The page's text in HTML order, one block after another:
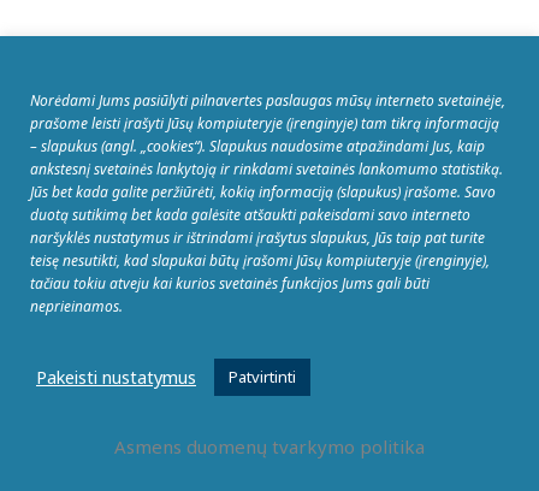
Ieškoti:
Norėdami Jums pasiūlyti pilnavertes paslaugas mūsų interneto svetainėje,
prašome leisti įrašyti Jūsų kompiuteryje (įrenginyje) tam tikrą informaciją
– slapukus (angl. „cookies“). Slapukus naudosime atpažindami Jus, kaip
ankstesnį svetainės lankytoją ir rinkdami svetainės lankomumo statistiką.
Jūs bet kada galite peržiūrėti, kokią informaciją (slapukus) įrašome. Savo
duotą sutikimą bet kada galėsite atšaukti pakeisdami savo interneto
naršyklės nustatymus ir ištrindami įrašytus slapukus, Jūs taip pat turite
teisę nesutikti, kad slapukai būtų įrašomi Jūsų kompiuteryje (įrenginyje),
tačiau tokiu atveju kai kurios svetainės funkcijos Jums gali būti
neprieinamos.
Pakeisti nustatymus Patvirtinti
Asmens duomenų tvarkymo politika